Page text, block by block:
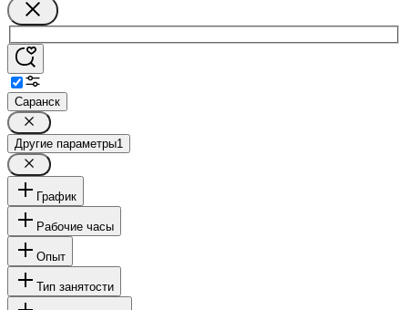
Саранск
Другие параметры1
График
Рабочие часы
Опыт
Тип занятости